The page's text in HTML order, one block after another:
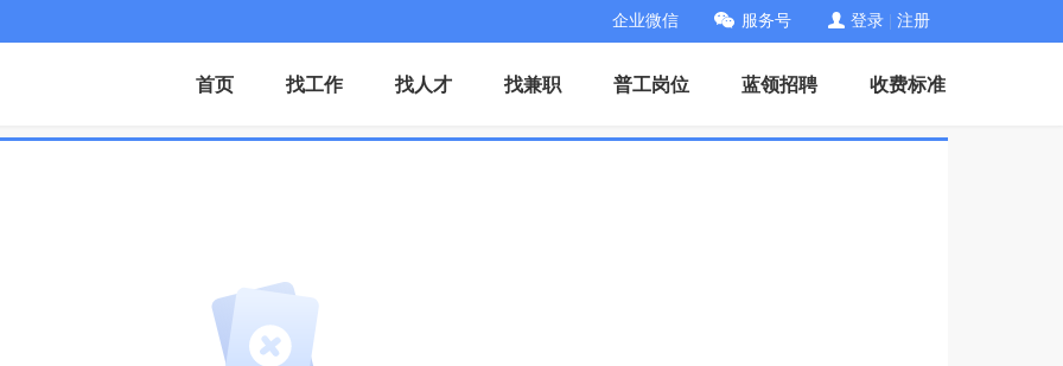
企业微信 服务号 登录 注册
首页 找工作 找人才 找兼职 普工岗位 蓝领招聘 收费标准